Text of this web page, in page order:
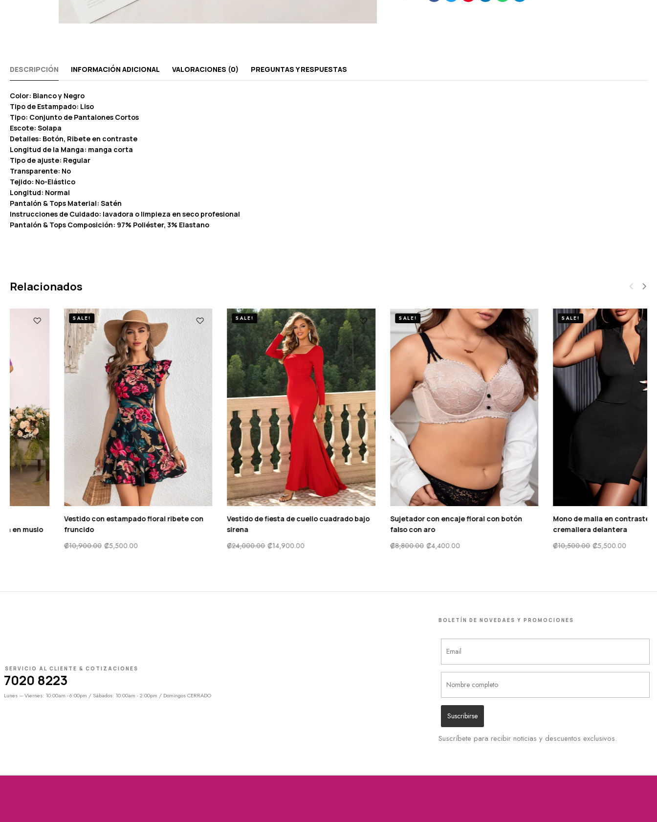
DESCRIPCIÓN INFORMACIÓN ADICIONAL VALORACIONES (0) PREGUNTAS Y RESPUESTAS
Color: Blanco y Negro
Tipo de Estampado: Liso
Tipo: Conjunto de Pantalones Cortos
Escote: Solapa
Detalles: Botón, Ribete en contraste
Longitud de la Manga: manga corta
Tipo de ajuste: Regular
Transparente: No
Tejido: No-Elástico
Longitud: Normal
Pantalón & Tops Material: Satén
Instrucciones de Cuidado: lavadora o limpieza en seco profesional
Pantalón & Tops Composición: 97% Poliéster, 3% Elastano
Relacionados
SALE!
Vestido elegante de hombros
descubiertos fruncido abertura en muslo
14,900.00
SALE!
Vestido con estampado floral ribete con
5,500.00
SALE!
Vestido de fiesta de cuello cuadrado bajo
14,900.00
SALE!
Sujetador con encaje floral con botón
4,400.00
SERVICIO AL CLIENTE & COTIZACIONES
7020 8223
Lunes – Viernes: 10:00am - 6:00pm / Sábados: 10:00am - 2:00pm / Domingos CERRADO
BOLETÍN DE NOVEDAES Y PROMOCIONES
Suscríbete para recibir noticias y descuentos exclusivos.